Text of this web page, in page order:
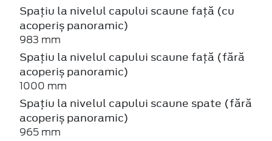
Spațiu la nivelul capului scaune față (cu
acoperiș panoramic)
983 mm
Spațiu la nivelul capului scaune față (fără
acoperiș panoramic)
1000 mm
Spațiu la nivelul capului scaune spate (fără
acoperiș panoramic)
965 mm